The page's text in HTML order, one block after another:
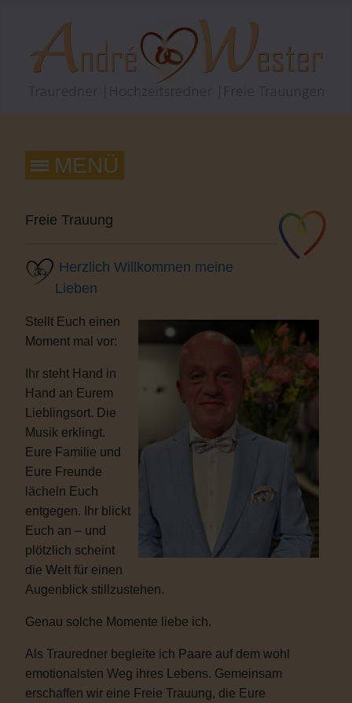
Freie Trauung
Herzlich Willkommen meine
Lieben
Stellt Euch einen
Moment mal vor:
Ihr steht Hand in
Hand an Eurem
Lieblingsort. Die
Musik erklingt.
Eure Familie und
Eure Freunde
lächeln Euch
entgegen. Ihr blickt
Euch an – und
plötzlich scheint
die Welt für einen
Augenblick stillzustehen.
Genau solche Momente liebe ich.
Als Trauredner begleite ich Paare auf dem wohl
emotionalsten Weg ihres Lebens. Gemeinsam
erschaffen wir eine Freie Trauung, die Eure